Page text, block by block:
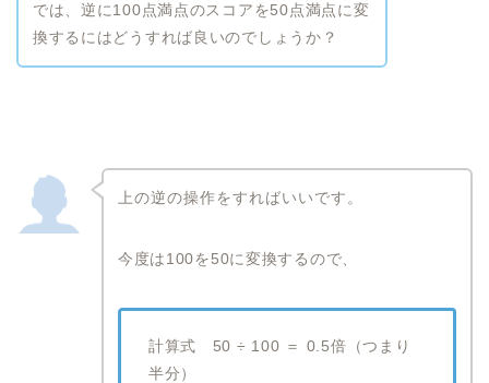
では、逆に100点満点のスコアを50点満点に変
換するにはどうすれば良いのでしょうか？
上の逆の操作をすればいいです。
今度は100を50に変換するので、
計算式 50 ÷ 100 ＝ 0.5倍（つまり
半分）